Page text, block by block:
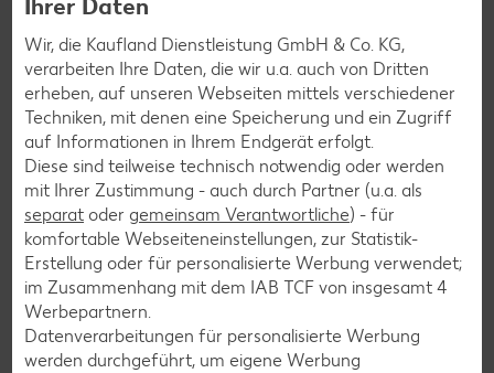
oder Viber zugesendet.
Jetzt schnell und bequem anmelden
Ihrer Daten
Wir, die Kaufland Dienstleistung GmbH & Co. KG,
verarbeiten Ihre Daten, die wir u.a. auch von Dritten
erheben, auf unseren Webseiten mittels verschiedener
Techniken, mit denen eine Speicherung und ein Zugriff
auf Informationen in Ihrem Endgerät erfolgt.
Diese sind teilweise technisch notwendig oder werden
mit Ihrer Zustimmung - auch durch Partner (u.a. als
separat oder gemeinsam Verantwortliche) - für
komfortable Webseiteneinstellungen, zur Statistik-
Erstellung oder für personalisierte Werbung verwendet;
im Zusammenhang mit dem IAB TCF von insgesamt 4
Werbepartnern.
Datenverarbeitungen für personalisierte Werbung
werden durchgeführt, um eigene Werbung